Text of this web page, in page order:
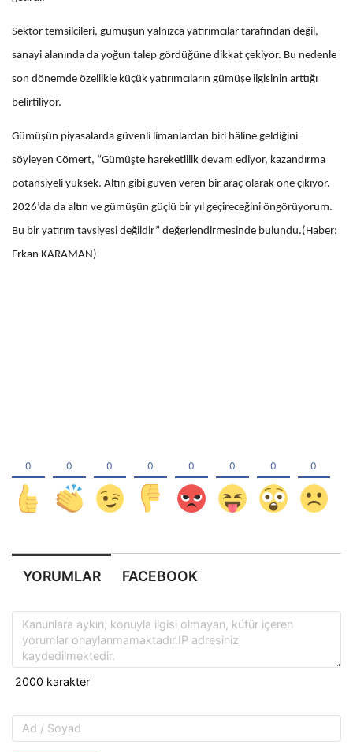
Sektör temsilcileri, gümüşün yalnızca yatırımcılar tarafından değil,
sanayi alanında da yoğun talep gördüğüne dikkat çekiyor. Bu nedenle
son dönemde özellikle küçük yatırımcıların gümüşe ilgisinin arttığı
belirtiliyor.
Gümüşün piyasalarda güvenli limanlardan biri hâline geldiğini
söyleyen Cömert, “Gümüşte hareketlilik devam ediyor, kazandırma
potansiyeli yüksek. Altın gibi güven veren bir araç olarak öne çıkıyor.
2026’da da altın ve gümüşün güçlü bir yıl geçireceğini öngörüyorum.
Bu bir yatırım tavsiyesi değildir” değerlendirmesinde bulundu.(Haber:
Erkan KARAMAN)
YORUMLAR FACEBOOK